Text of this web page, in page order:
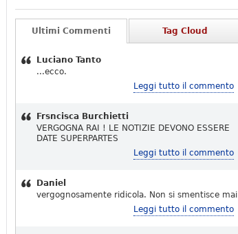
Ultimi Commenti Tag Cloud
Luciano Tanto
...ecco.
Leggi tutto il commento
Frsncisca Burchietti
VERGOGNA RAI ! LE NOTIZIE DEVONO ESSERE
DATE SUPERPARTES
Leggi tutto il commento
Daniel
vergognosamente ridicola. Non si smentisce mai
Leggi tutto il commento